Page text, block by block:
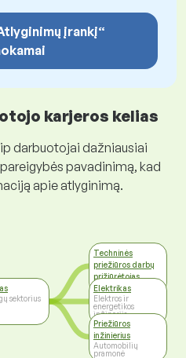
įrankį“
karjeros kelias
darbuotojai dažniausiai
pavadinimą, kad
apie atlyginimą.
sektorius
Techninės
priežiūros darbų
prižiūrėtojas
Valdymas
Elektrikas
Elektros ir
energetikos
inžinerija
Priežiūros
inžinierius
Automobilių
pramonė